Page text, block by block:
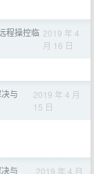
程操控临 2019 年 4
月 16 日
与
2019 年 4 月
15 日
与
2019 年 4 月